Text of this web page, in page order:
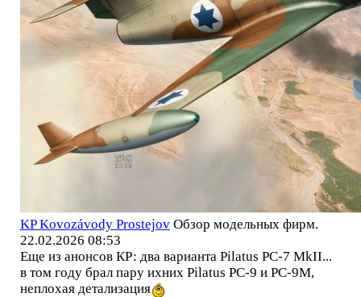
KP Kovozávody Prostejov Обзор модельных фирм.
22.02.2026 08:53
Еще из анонсов КР: два варианта Pilatus PC-7 MkII...
в том году брал пару ихних Pilatus PC-9 и РС-9М,
неплохая детализация